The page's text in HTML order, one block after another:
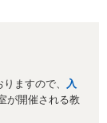
ますので、 入
が開催される教